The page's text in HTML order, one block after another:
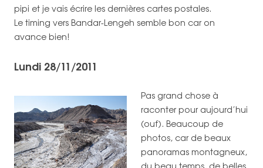
pipi et je vais écrire les dernières cartes postales.
Le timing vers Bandar-Lengeh semble bon car on
avance bien!
Lundi 28/11/2011
Pas grand chose à
raconter pour aujourd’hui
(ouf). Beaucoup de
photos, car de beaux
panoramas montagneux,
du beau temps, de belles